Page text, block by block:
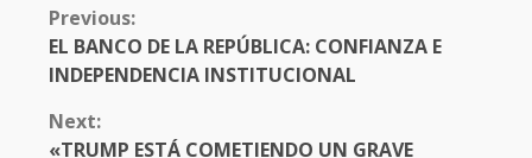
CONTINUE
READING
Previous:
EL BANCO DE LA REPÚBLICA: CONFIANZA E
INDEPENDENCIA INSTITUCIONAL
Next:
«TRUMP ESTÁ COMETIENDO UN GRAVE